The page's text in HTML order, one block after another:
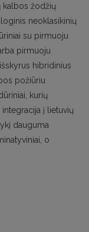
kalbos žodžių
neoklasikinių
su pirmuoju
pirmuoju
hibridinius
požiūriu
kurių
į lietuvių
dauguma
o